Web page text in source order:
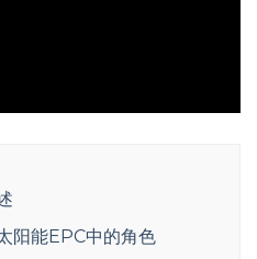
能EPC中的角色